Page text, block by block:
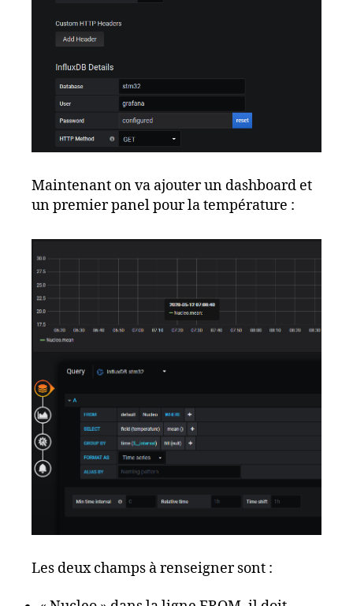
Maintenant on va ajouter un dashboard et
un premier panel pour la température :
Les deux champs à renseigner sont :